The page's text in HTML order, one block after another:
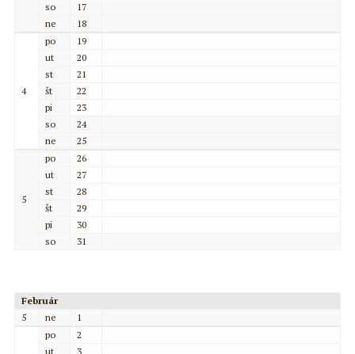
so
17
ne
18
4
po
19
ut
20
st
21
št
22
pi
23
so
24
ne
25
5
po
26
ut
27
st
28
št
29
pi
30
so
31
Február
5
ne 1
po
2
ut
3